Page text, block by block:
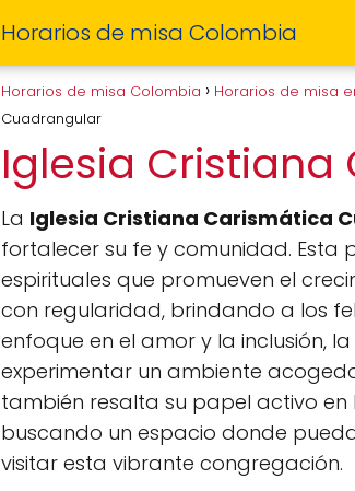
Horarios de misa Colombia
Horarios de misa Colombia Horarios de misa
Cuadrangular
Iglesia
La Iglesia Cristiana Carismática
fortalecer su fe y comunidad.
espirituales que promueven el
con regularidad, brindando a los
enfoque en el amor y la inclusión, la
experimentar un ambiente
también resalta su papel activo en
buscando un espacio donde
visitar esta vibrante congregación.